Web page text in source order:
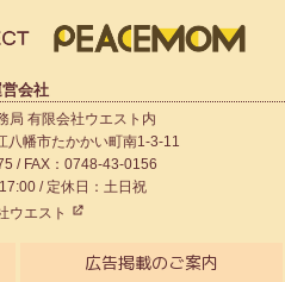
会社
局 有限会社ウエスト内
八幡市たかかい町南1-3-11
/ FAX：0748-43-0156
/ 定休日：土日祝
ウエスト
広告掲載のご案内